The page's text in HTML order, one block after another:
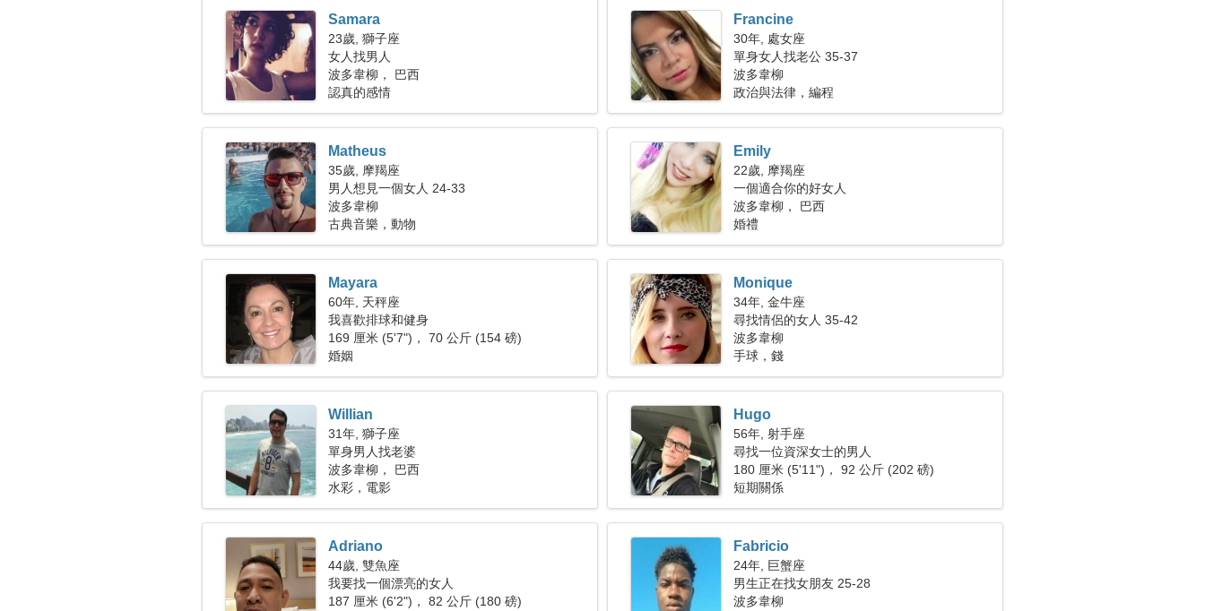
Samara
23歲, 獅子座
女人找男人
波多韋柳， 巴西
認真的感情
Francine
30年, 處女座
單身女人找老公 35-37
波多韋柳
政治與法律，編程
Matheus
35歲, 摩羯座
男人想見一個女人 24-33
波多韋柳
古典音樂，動物
Emily
22歲, 摩羯座
一個適合你的好女人
波多韋柳， 巴西
婚禮
Mayara
60年, 天秤座
我喜歡排球和健身
169 厘米 (5'7")， 70 公斤 (154 磅)
婚姻
Monique
34年, 金牛座
尋找情侶的女人 35-42
波多韋柳
手球，錢
Willian
31年, 獅子座
單身男人找老婆
波多韋柳， 巴西
水彩，電影
Hugo
56年, 射手座
尋找一位資深女士的男人
180 厘米 (5'11")， 92 公斤 (202 磅)
短期關係
Adriano
44歲, 雙魚座
我要找一個漂亮的女人
187 厘米 (6'2")， 82 公斤 (180 磅)
Fabricio
24年, 巨蟹座
男生正在找女朋友 25-28
波多韋柳